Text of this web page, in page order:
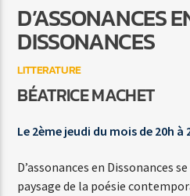
Agora Côte d’Azur
Agora Menton/Monaco
D’ASSONANCES
DISSONANCES
LITTERATURE
BÉATRICE MACHET
Le 2ème jeudi du mois de 20h à
D’assonances en Dissonances
paysage de la poésie